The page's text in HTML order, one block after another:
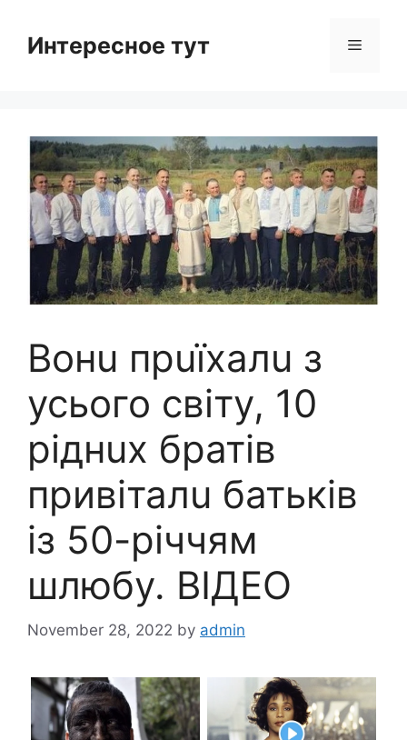
contentИнтересное тут Menu
Вонu прuїхалu з
усього світу, 10
ріднuх братів
привіталu батьків
із 50-річчям
шлюбу. ВIДЕО
November 28, 2022 by admin